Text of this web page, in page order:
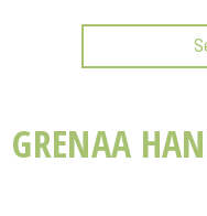
GRENAA